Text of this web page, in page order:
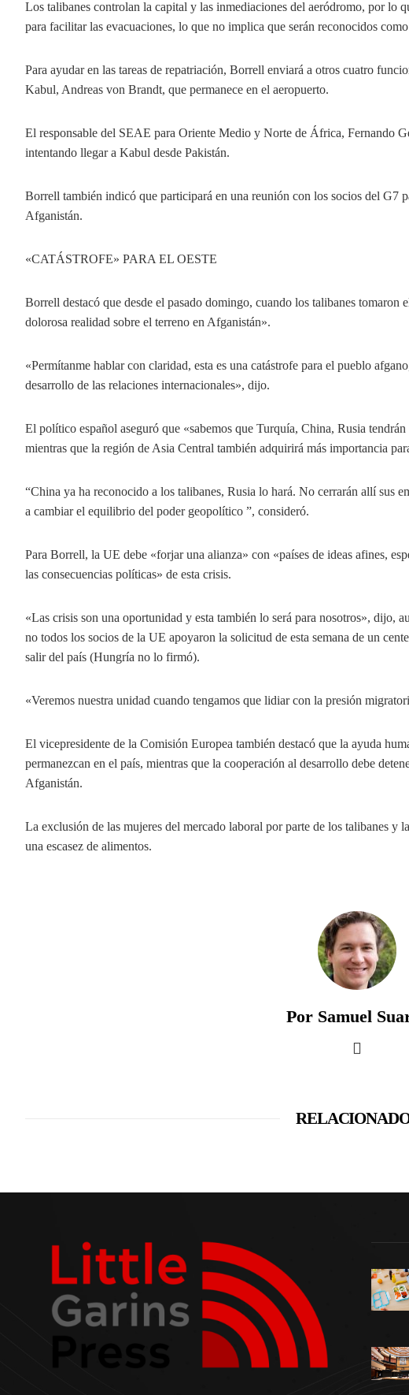
Los talibanes controlan la capital y las inmediaciones del aeródromo, por lo
para facilitar las evacuaciones, lo que no implica que serán reconocidos
Para ayudar en las tareas de repatriación, Borrell enviará a otros cuatro
Kabul, Andreas von Brandt, que permanece en el aeropuerto.
El responsable del SEAE para Oriente Medio y Norte de África, Fernando
intentando llegar a Kabul desde Pakistán.
Borrell también indicó que participará en una reunión con los socios del G7
Afganistán.
«CATÁSTROFE» PARA EL OESTE
Borrell destacó que desde el pasado domingo, cuando los talibanes
dolorosa realidad sobre el terreno en Afganistán».
«Permítanme hablar con claridad, esta es una catástrofe para el pueblo
desarrollo de las relaciones internacionales», dijo.
El político español aseguró que «sabemos que Turquía, China, Rusia
mientras que la región de Asia Central también adquirirá más importancia
“China ya ha reconocido a los talibanes, Rusia lo hará. No cerrarán allí sus
a cambiar el equilibrio del poder geopolítico ”, consideró.
Para Borrell, la UE debe «forjar una alianza» con «países de ideas afines,
las consecuencias políticas» de esta crisis.
«Las crisis son una oportunidad y esta también lo será para nosotros», dijo,
no todos los socios de la UE apoyaron la solicitud de esta semana de un
salir del país (Hungría no lo firmó).
«Veremos nuestra unidad cuando tengamos que lidiar con la presión
El vicepresidente de la Comisión Europea también destacó que la ayuda
permanezcan en el país, mientras que la cooperación al desarrollo debe
Afganistán.
La exclusión de las mujeres del mercado laboral por parte de los talibanes y
una escasez de alimentos.
Por Samuel